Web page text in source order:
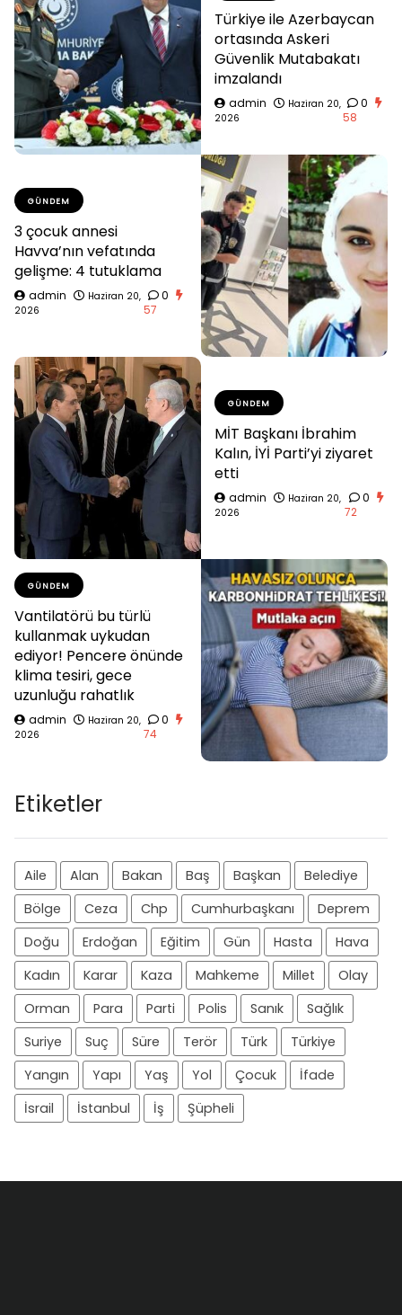
Türkiye ile Azerbaycan
ortasında Askeri
Güvenlik Mutabakatı
imzalandı
admin
Haziran 20,
2026
0
58
GÜNDEM
3 çocuk annesi
Havva’nın vefatında
gelişme: 4 tutuklama
admin
Haziran 20,
2026
0
57
GÜNDEM
MİT Başkanı İbrahim
Kalın, İYİ Parti’yi ziyaret
etti
admin
Haziran 20,
2026
0
72
GÜNDEM
Vantilatörü bu türlü
kullanmak uykudan
ediyor! Pencere önünde
klima tesiri, gece
uzunluğu rahatlık
admin
Haziran 20,
2026
0
74
Etiketler
Aile Alan Bakan Baş Başkan
Belediye
Bölge
Ceza Chp Cumhurbaşkanı
Deprem
Doğu
Erdoğan Eğitim Gün Hasta
Hava
Kadın
Karar Kaza Mahkeme Millet
Olay
Orman
Para Parti Polis Sanık
Sağlık
Suriye
Suç Süre Terör Türk
Türkiye
Yangın
Yapı Yaş Yol Çocuk
İfade
İsrail
İstanbul İş Şüpheli